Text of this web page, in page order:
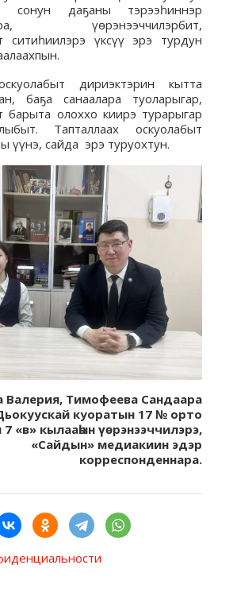
сонун даҕаны тэрээһиннэр
үөрэнээччилэрбит,
ситиһиилэрэ үксүү эрэ турдун
дириэктэрин кытта
баҕа санаалара туоларыгар,
барыта олоххо киирэ турарыгар
Тапталлаах оскуолабыт
үүнэ, сайда эрэ туруохтун.
Валерия, Тимофеева Сандаара
куоратын 17 № орто
«в» кылааһын үөрэнээччилэрэ,
«Сайдын» медиакиин эдэр
корреспонденнара.